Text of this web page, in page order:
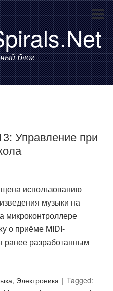
блог
Управление при
использованию
музыки на
микроконтроллере
о приёме MIDI-
ранее разработанным
, Электроника
Tagged: